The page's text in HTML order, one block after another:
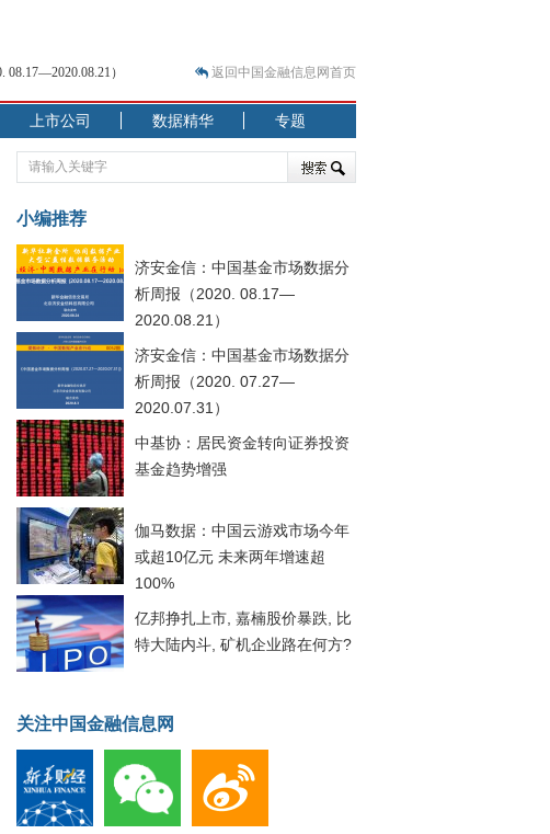
围之旅
）
下行
最弱
解析
）
返回中国金融信息网首页
上市公司 数据精华 专题
小编推荐
济安金信：中国基金市场数据分
析周报（2020. 08.17—
2020.08.21）
济安金信：中国基金市场数据分
析周报（2020. 07.27—
2020.07.31）
中基协：居民资金转向证券投资
基金趋势增强
伽马数据：中国云游戏市场今年
或超10亿元 未来两年增速超
100%
亿邦挣扎上市, 嘉楠股价暴跌, 比
特大陆内斗, 矿机企业路在何方?
关注中国金融信息网